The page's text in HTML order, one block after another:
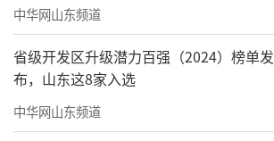
中华网山东频道
省级开发区升级潜力百强（2024）榜单发
布，山东这8家入选
中华网山东频道